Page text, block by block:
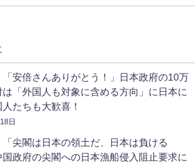
「安倍さんありがとう！」日本政府の10万
は「外国人も対象に含める方向」に日本に
たちも大歓喜！
日
「尖閣は日本の領土だ、日本は負ける
国政府の尖閣への日本漁船侵入阻止要求に